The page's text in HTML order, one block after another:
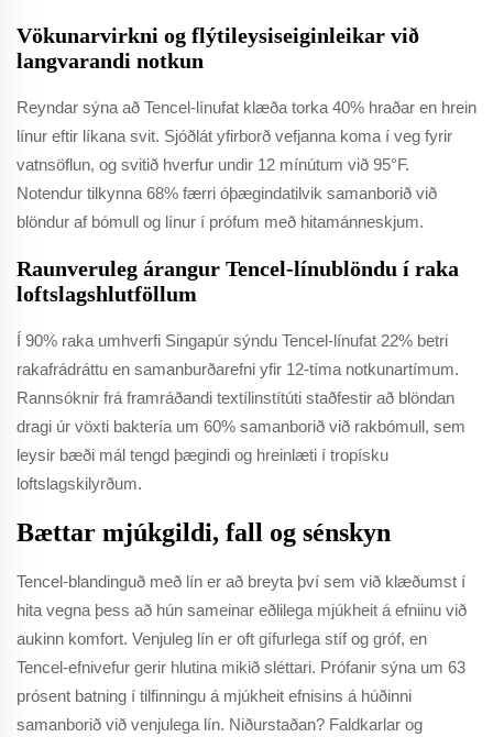
Vökunarvirkni og flýtileysiseiginleikar við
langvarandi notkun
Reyndar sýna að Tencel-línufat klæða torka 40% hraðar en hrein
línur eftir líkana svit. Sjóðlát yfirborð vefjanna koma í veg fyrir
vatnsöflun, og svitið hverfur undir 12 mínútum við 95°F.
Notendur tilkynna 68% færri óþægindatilvik samanborið við
blöndur af bómull og línur í prófum með hitamánneskjum.
Raunveruleg árangur Tencel-línublöndu í raka
loftslagshlutföllum
Í 90% raka umhverfi Singapúr sýndu Tencel-línufat 22% betri
rakafrádráttu en samanburðarefni yfir 12-tíma notkunartímum.
Rannsóknir frá framráðandi textílinstítúti staðfestir að blöndan
dragi úr vöxti baktería um 60% samanborið við rakbómull, sem
leysir bæði mál tengd þægindi og hreinlæti í tropísku
loftslagskilyrðum.
Bættar mjúkgildi, fall og sénskyn
Tencel-blandinguð með lín er að breyta því sem við klæðumst í
hita vegna þess að hún sameinar eðlilega mjúkheit á efniinu við
aukinn komfort. Venjuleg lín er oft gífurlega stíf og gróf, en
Tencel-efnivefur gerir hlutina mikið sléttari. Prófanir sýna um 63
prósent batning í tilfinningu á mjúkheit efnisins á húðinni
samanborið við venjulega lín. Niðurstaðan? Faldkarlar og